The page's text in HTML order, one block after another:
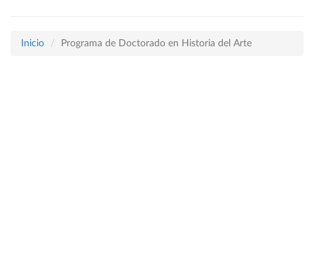
Inicio Programa de Doctorado en Historia del Arte